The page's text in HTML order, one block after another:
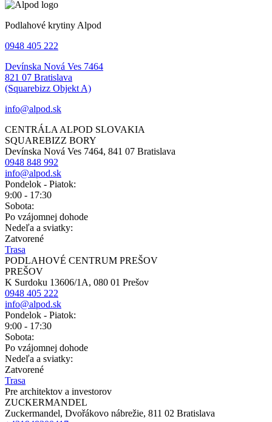
Podlahové krytiny Alpod
0948 405 222
Devínska Nová Ves 7464
821 07 Bratislava
(Squarebizz Objekt A)
info@alpod.sk
CENTRÁLA ALPOD SLOVAKIA
SQUAREBIZZ BORY
Devínska Nová Ves 7464, 841 07 Bratislava
0948 848 992
info@alpod.sk
Pondelok - Piatok:
9:00 - 17:30
Sobota:
Po vzájomnej dohode
Nedeľa a sviatky:
Zatvorené
Trasa
PODLAHOVÉ CENTRUM PREŠOV
PREŠOV
K Surdoku 13606/1A, 080 01 Prešov
0948 405 222
info@alpod.sk
Pondelok - Piatok:
9:00 - 17:30
Sobota:
Po vzájomnej dohode
Nedeľa a sviatky:
Zatvorené
Trasa
Pre architektov a investorov
ZUCKERMANDEL
Zuckermandel, Dvořákovo nábrežie, 811 02 Bratislava